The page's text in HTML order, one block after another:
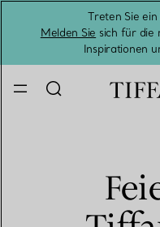
Treten Sie
Melden Sie sich für die
Inspirationen